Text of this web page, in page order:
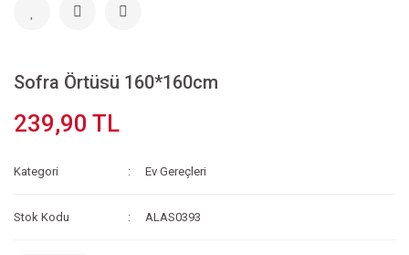
Sofra Örtüsü 160*160cm
239,90 TL
Kategori Ev Gereçleri
Stok Kodu ALAS0393